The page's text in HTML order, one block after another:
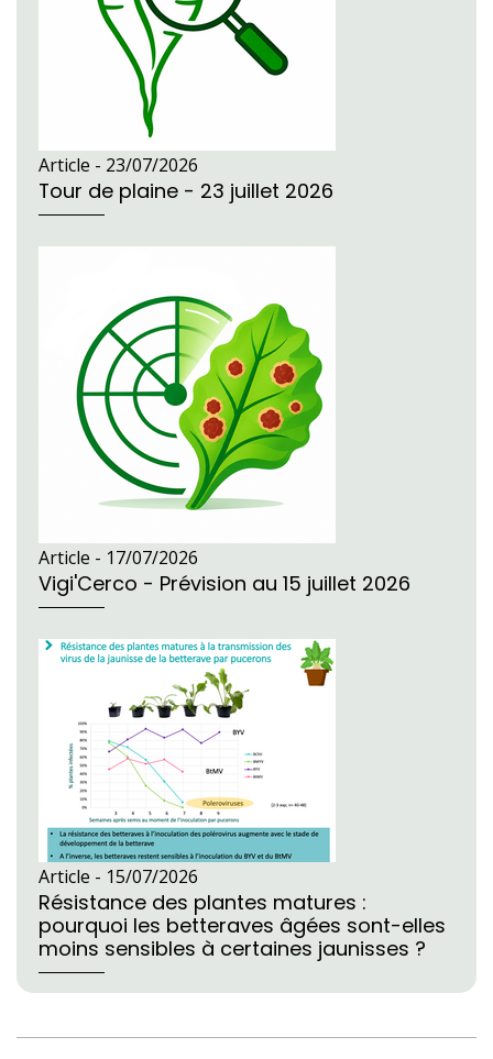
Article - 23/07/2026
Tour de plaine - 23 juillet 2026
Article - 17/07/2026
Vigi'Cerco - Prévision au 15 juillet 2026
Article - 15/07/2026
Résistance des plantes matures :
pourquoi les betteraves âgées sont-elles
moins sensibles à certaines jaunisses ?